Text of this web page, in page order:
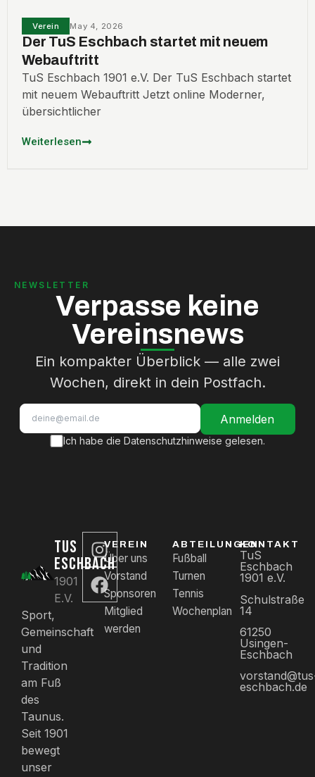
Verein May 4, 2026
Der TuS Eschbach startet mit neuem
Webauftritt
TuS Eschbach 1901 e.V. Der TuS Eschbach startet
mit neuem Webauftritt Jetzt online Moderner,
übersichtlicher
Weiterlesen
NEWSLETTER
Verpasse keine
Vereinsnews
Ein kompakter Überblick — alle zwei
Wochen, direkt in dein Postfach.
Anmelden
Ich habe die Datenschutzhinweise gelesen.
TUS
ESCHBACH
1901
E.V.
Sport,
Gemeinschaft
und
Tradition
am Fuß
des
Taunus.
Seit 1901
bewegt
unser
VEREIN
Über uns
Vorstand
Sponsoren
Mitglied
werden
ABTEILUNGEN
Fußball
Turnen
Tennis
Wochenplan
KONTAKT
TuS
Eschbach
1901 e.V.
Schulstraße
14
61250
Usingen-
Eschbach
eschbach.de